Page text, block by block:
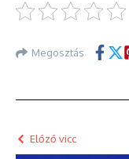
Megosztás
Előző vicc